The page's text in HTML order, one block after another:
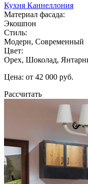
Кухня Каннеллония
Материал фасада:
Экошпон
Стиль:
Модерн, Современный
Цвет:
Орех, Шоколад,
Цена: от 42 000 руб.
Рассчитать